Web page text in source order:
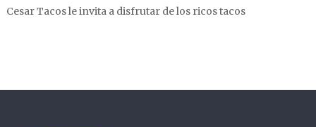
Cesar Tacos le invita a disfrutar de los ricos tacos